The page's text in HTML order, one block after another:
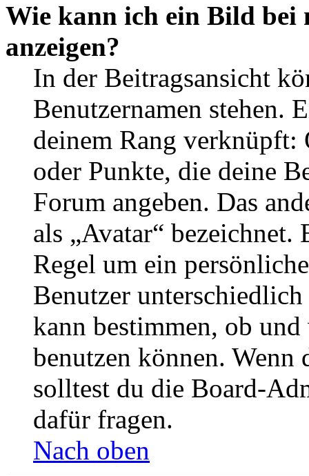
Wie kann ich ein Bild bei
anzeigen?
In der Beitragsansicht
Benutzernamen stehen.
deinem Rang verknüpft:
oder Punkte, die deine
Forum angeben. Das
als „Avatar“
Regel um ein
Benutzer
kann bestimmen, ob
benutzen können. Wenn
solltest du die Board-
dafür fragen.
Nach oben